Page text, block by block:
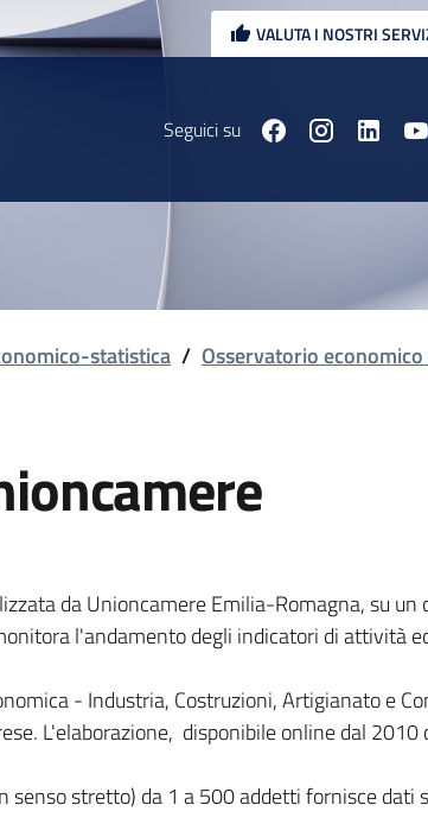
VALUTA I NOSTRI
Seguici su
statistica / Osservatorio
da Unioncamere Emilia-Romagna, su un
l'andamento degli indicatori di attività
- Industria, Costruzioni, Artigianato e
L'elaborazione, disponibile online dal 2010
stretto) da 1 a 500 addetti fornisce dati